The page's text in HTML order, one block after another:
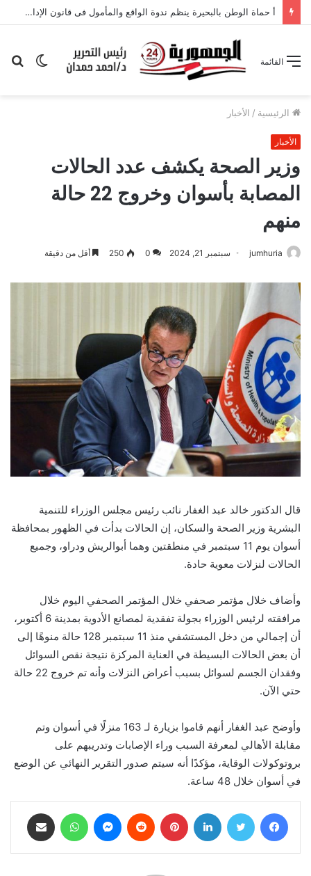
أ حماة الوطن بالبحيرة ينظم ندوة الواقع والمأمول فى قانون الإدارة المحلية
الوضع
القائمة
الرئيسية / الأخبار
الأخبار
وزير الصحة يكشف عدد الحالات
المصابة بأسوان وخروج 22 حالة
منهم
jumhuria سبتمبر 21, 2024 0
250 أقل من دقيقة
قال الدكتور خالد عبد الغفار نائب رئيس مجلس الوزراء للتنمية
البشرية وزير الصحة والسكان، إن الحالات بدأت في الظهور بمحافظة
أسوان يوم 11 سبتمبر في منطقتين وهما أبوالريش ودراو، وجميع
الحالات لنزلات معوية حادة.
وأضاف خلال مؤتمر صحفي خلال المؤتمر الصحفي اليوم خلال
مرافقته لرئيس الوزراء بجولة تفقدية لمصانع الأدوية بمدينة 6 أكتوبر،
أن إجمالي من دخل المستشفي منذ 11 سبتمبر 128 حالة منوهًا إلى
أن بعض الحالات البسيطة في العناية المركزة نتيجة نقص السوائل
وفقدان الجسم لسوائل بسبب أعراض النزلات وأنه تم خروج 22 حالة
حتي الآن.
وأوضح عبد الغفار أنهم قاموا بزيارة لـ 163 منزلًا في أسوان وتم
مقابلة الأهالي لمعرفة السبب وراء الإصابات وتدريبهم على
بروتوكولات الوقاية، مؤكدًا أنه سيتم صدور التقرير النهائي عن الوضع
في أسوان خلال 48 ساعة.
فيسبوك تويتر لينكدإن بينتيريست ماسنجر واتساب